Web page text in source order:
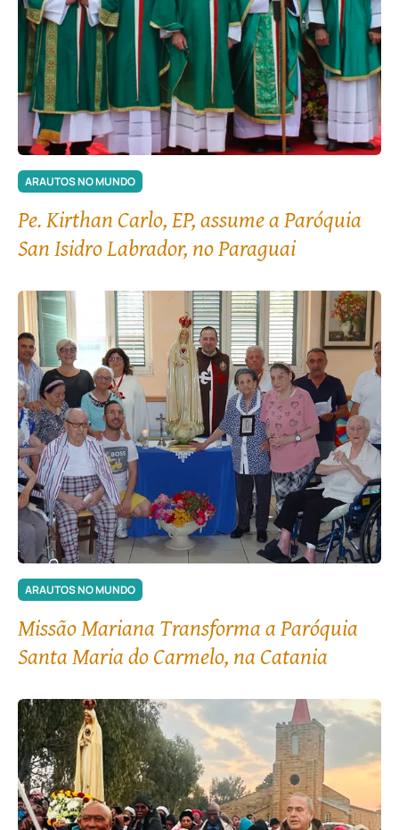
ARAUTOS NO MUNDO
Pe. Kirthan Carlo, EP, assume a Paróquia
San Isidro Labrador, no Paraguai
ARAUTOS NO MUNDO
Missão Mariana Transforma a Paróquia
Santa Maria do Carmelo, na Catania